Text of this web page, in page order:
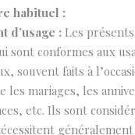
habituel :
d’usage : Les
sont conformes aux
souvent faits à
les mariages, les
etc. Ils sont